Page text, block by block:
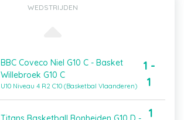
WEDSTRIJDEN
BBC Coveco Niel G10 C - Basket
Willebroek G10 C
U10 Niveau 4 R2 C10 (Basketbal Vlaanderen)
1 -
1
1